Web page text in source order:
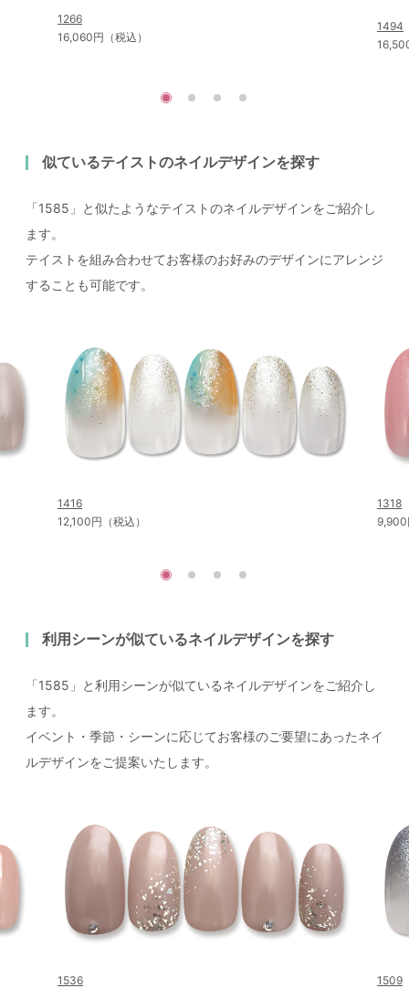
1266
16,060円（税込）
1494
似ているテイストのネイルデザインを探す
「1585」と似たようなテイストのネイルデザインをご紹介し
ます。
テイストを組み合わせてお客様のお好みのデザインにアレンジ
することも可能です。
1416
12,100円（税込）
1318
9,900
利用シーンが似ているネイルデザインを探す
「1585」と利用シーンが似ているネイルデザインをご紹介し
ます。
イベント・季節・シーンに応じてお客様のご要望にあったネイ
ルデザインをご提案いたします。
1536
1509